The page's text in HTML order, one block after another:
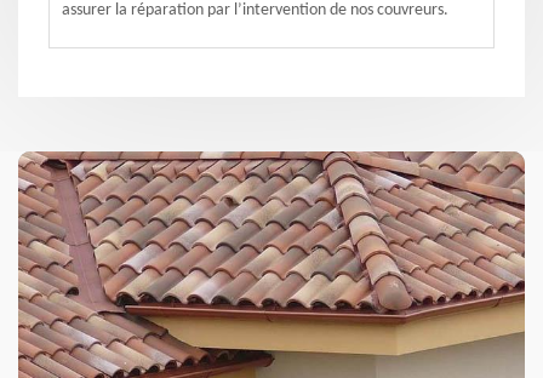
assurer la réparation par l’intervention de nos couvreurs.